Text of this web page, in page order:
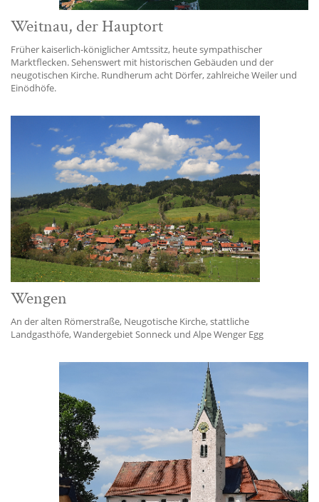
Weitnau, der Hauptort
Früher kaiserlich-königlicher Amtssitz, heute sympathischer
Marktflecken. Sehenswert mit historischen Gebäuden und der
neugotischen Kirche. Rundherum acht Dörfer, zahlreiche Weiler und
Einödhöfe.
Wengen
An der alten Römerstraße, Neugotische Kirche, stattliche
Landgasthöfe, Wandergebiet Sonneck und Alpe Wenger Egg